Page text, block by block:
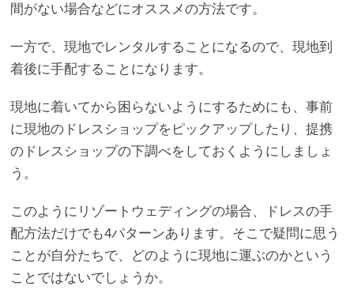
間がない場合などにオススメの方法です。
一方で、現地でレンタルすることになるので、現地到
着後に手配することになります。
現地に着いてから困らないようにするためにも、事前
に現地のドレスショップをピックアップしたり、提携
のドレスショップの下調べをしておくようにしましょ
う。
このようにリゾートウェディングの場合、ドレスの手
配方法だけでも4パターンあります。そこで疑問に思う
ことが自分たちで、どのように現地に運ぶのかという
ことではないでしょうか。